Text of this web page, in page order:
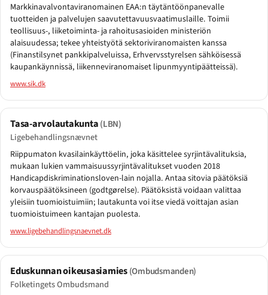
Markkinavalvontaviranomainen EAA:n täytäntöönpanevalle
tuotteiden ja palvelujen saavutettavuusvaatimuslaille. Toimii
teollisuus-, liiketoiminta- ja rahoitusasioiden ministeriön
alaisuudessa; tekee yhteistyötä sektoriviranomaisten kanssa
(Finanstilsynet pankkipalveluissa, Erhvervsstyrelsen sähköisessä
kaupankäynnissä, liikenneviranomaiset lipunmyyntipäätteissä).
www.sik.dk
Tasa-arvolautakunta(LBN)
Ligebehandlingsnævnet
Riippumaton kvasilainkäyttöelin, joka käsittelee syrjintävalituksia,
mukaan lukien vammaisuussyrjintävalitukset vuoden 2018
Handicapdiskriminationsloven-lain nojalla. Antaa sitovia päätöksiä
korvauspäätöksineen (godtgørelse). Päätöksistä voidaan valittaa
yleisiin tuomioistuimiin; lautakunta voi itse viedä voittajan asian
tuomioistuimeen kantajan puolesta.
www.ligebehandlingsnaevnet.dk
Eduskunnan oikeusasiamies(Ombudsmanden)
Folketingets Ombudsmand